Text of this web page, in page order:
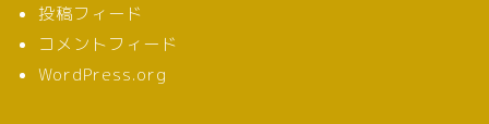
投稿フィード
コメントフィード
WordPress.org